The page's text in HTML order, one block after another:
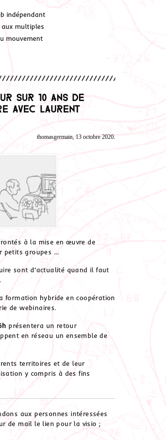
indépendant
multiples
mouvement
sur 10 ans de
avec Laurent
thomasgermain, 13 octobre 2020.
à la mise en œuvre de
petits groupes …
sont d’actualité quand il faut
formation hybride en coopération
de webinaires.
présentera un retour
en réseau un ensemble de
territoires et de leur
y compris à des fins
aux personnes intéressées
de mail le lien pour la visio ;